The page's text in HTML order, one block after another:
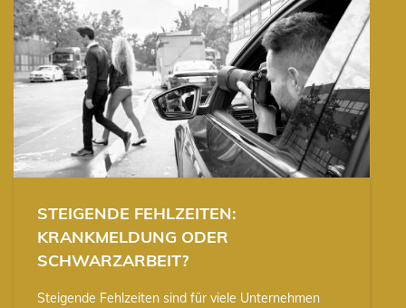
STEIGENDE FEHLZEITEN:
KRANKMELDUNG ODER
SCHWARZARBEIT?
Steigende Fehlzeiten sind für viele Unternehmen